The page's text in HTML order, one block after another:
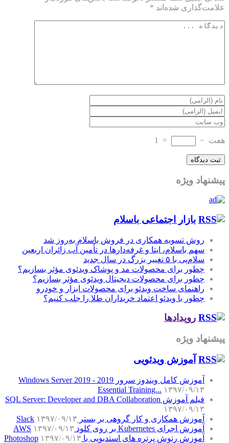
علامت‌گذاری شده‌اند *
هفت −
=
1
پیشنهاد ویژه
بازار اجتماعی باسلام
روش تسویه همکاری در فروش باسلام به‌روز شد
سهم باسلام، ایتا و غرفه‌دارها در تأمین آب زائران اربعین
سلام‌پی با ۵ تغییر بزرگ در سال جدید
چطور برای محصولات مد و پوشاک ویدئوی مؤثر بسازیم؟
چطور برای محصولات دیجیتال ویدئوی مؤثر بسازیم؟
راهنمای ساخت ویدئو برای محصولات ابزار و خودرو
چطور با ویدئو اعتماد خریداران طلا را جلب کنیم؟
رویدادها
پیشنهاد ویژه
آموزش‌ ویدئویی
آموزش کامل ویندوز سرور 2019 - Windows Server 2019
Essential Training... ۱۳۹۷/۰۹/۱۳
فیلم آموزش SQL Server: Developer and DBA Collaboration
۱۳۹۷/۰۹/۱۳
آموزش همکاری و کار گروهی بر بستر Slack ۱۳۹۷/۰۹/۱۳
آموزش اجرای Kubernetes بر روی کلود AWS
۱۳۹۷/۰۹/۱۳
آموزش رتوش پرتره های استدیویی با Photoshop ۱۳۹۷/۰۹/۱۳